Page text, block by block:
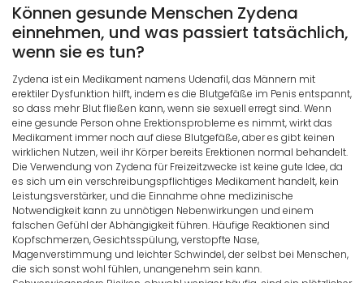
Können gesunde Menschen Zydena
einnehmen, und was passiert tatsächlich,
wenn sie es tun?
Zydena ist ein Medikament namens Udenafil, das Männern mit
erektiler Dysfunktion hilft, indem es die Blutgefäße im Penis entspannt,
so dass mehr Blut fließen kann, wenn sie sexuell erregt sind. Wenn
eine gesunde Person ohne Erektionsprobleme es nimmt, wirkt das
Medikament immer noch auf diese Blutgefäße, aber es gibt keinen
wirklichen Nutzen, weil ihr Körper bereits Erektionen normal behandelt.
Die Verwendung von Zydena für Freizeitzwecke ist keine gute Idee, da
es sich um ein verschreibungspflichtiges Medikament handelt, kein
Leistungsverstärker, und die Einnahme ohne medizinische
Notwendigkeit kann zu unnötigen Nebenwirkungen und einem
falschen Gefühl der Abhängigkeit führen. Häufige Reaktionen sind
Kopfschmerzen, Gesichtsspülung, verstopfte Nase,
Magenverstimmung und leichter Schwindel, der selbst bei Menschen,
die sich sonst wohl fühlen, unangenehm sein kann.